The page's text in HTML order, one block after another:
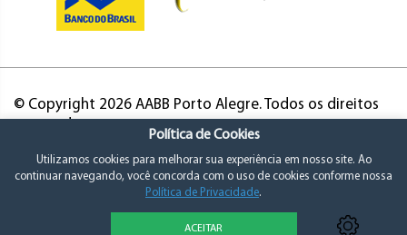
© Copyright 2026 AABB Porto Alegre. Todos os direitos
Política de Cookies
Utilizamos cookies para melhorar sua experiência em nosso site. Ao
continuar navegando, você concorda com o uso de cookies conforme nossa
Política de Privacidade.
ACEITAR